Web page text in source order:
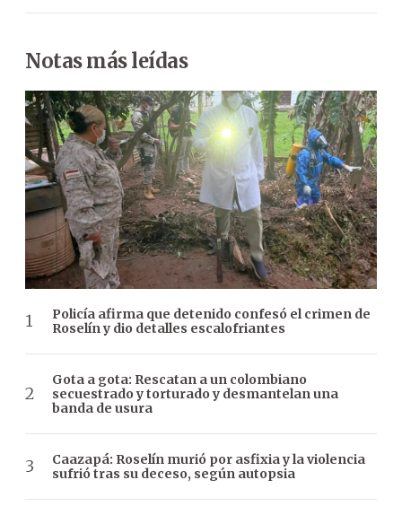
Notas más leídas
Policía afirma que detenido confesó el crimen de
Roselín y dio detalles escalofriantes
Gota a gota: Rescatan a un colombiano
secuestrado y torturado y desmantelan una
banda de usura
Caazapá: Roselín murió por asfixia y la violencia
sufrió tras su deceso, según autopsia